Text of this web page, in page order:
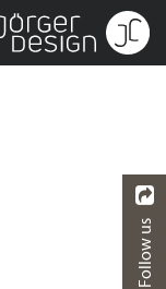
Follow us